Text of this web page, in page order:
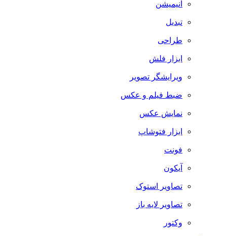
انیمیشن
تبدیل
طراحی
ابزار فلش
ویرایشگر تصویر
ضبط فيلم و عكس
نمایش عکس
ابزار فتوشاپ
فونت
آیکون
تصاویر استوک
تصاویر لایه باز
وکتور